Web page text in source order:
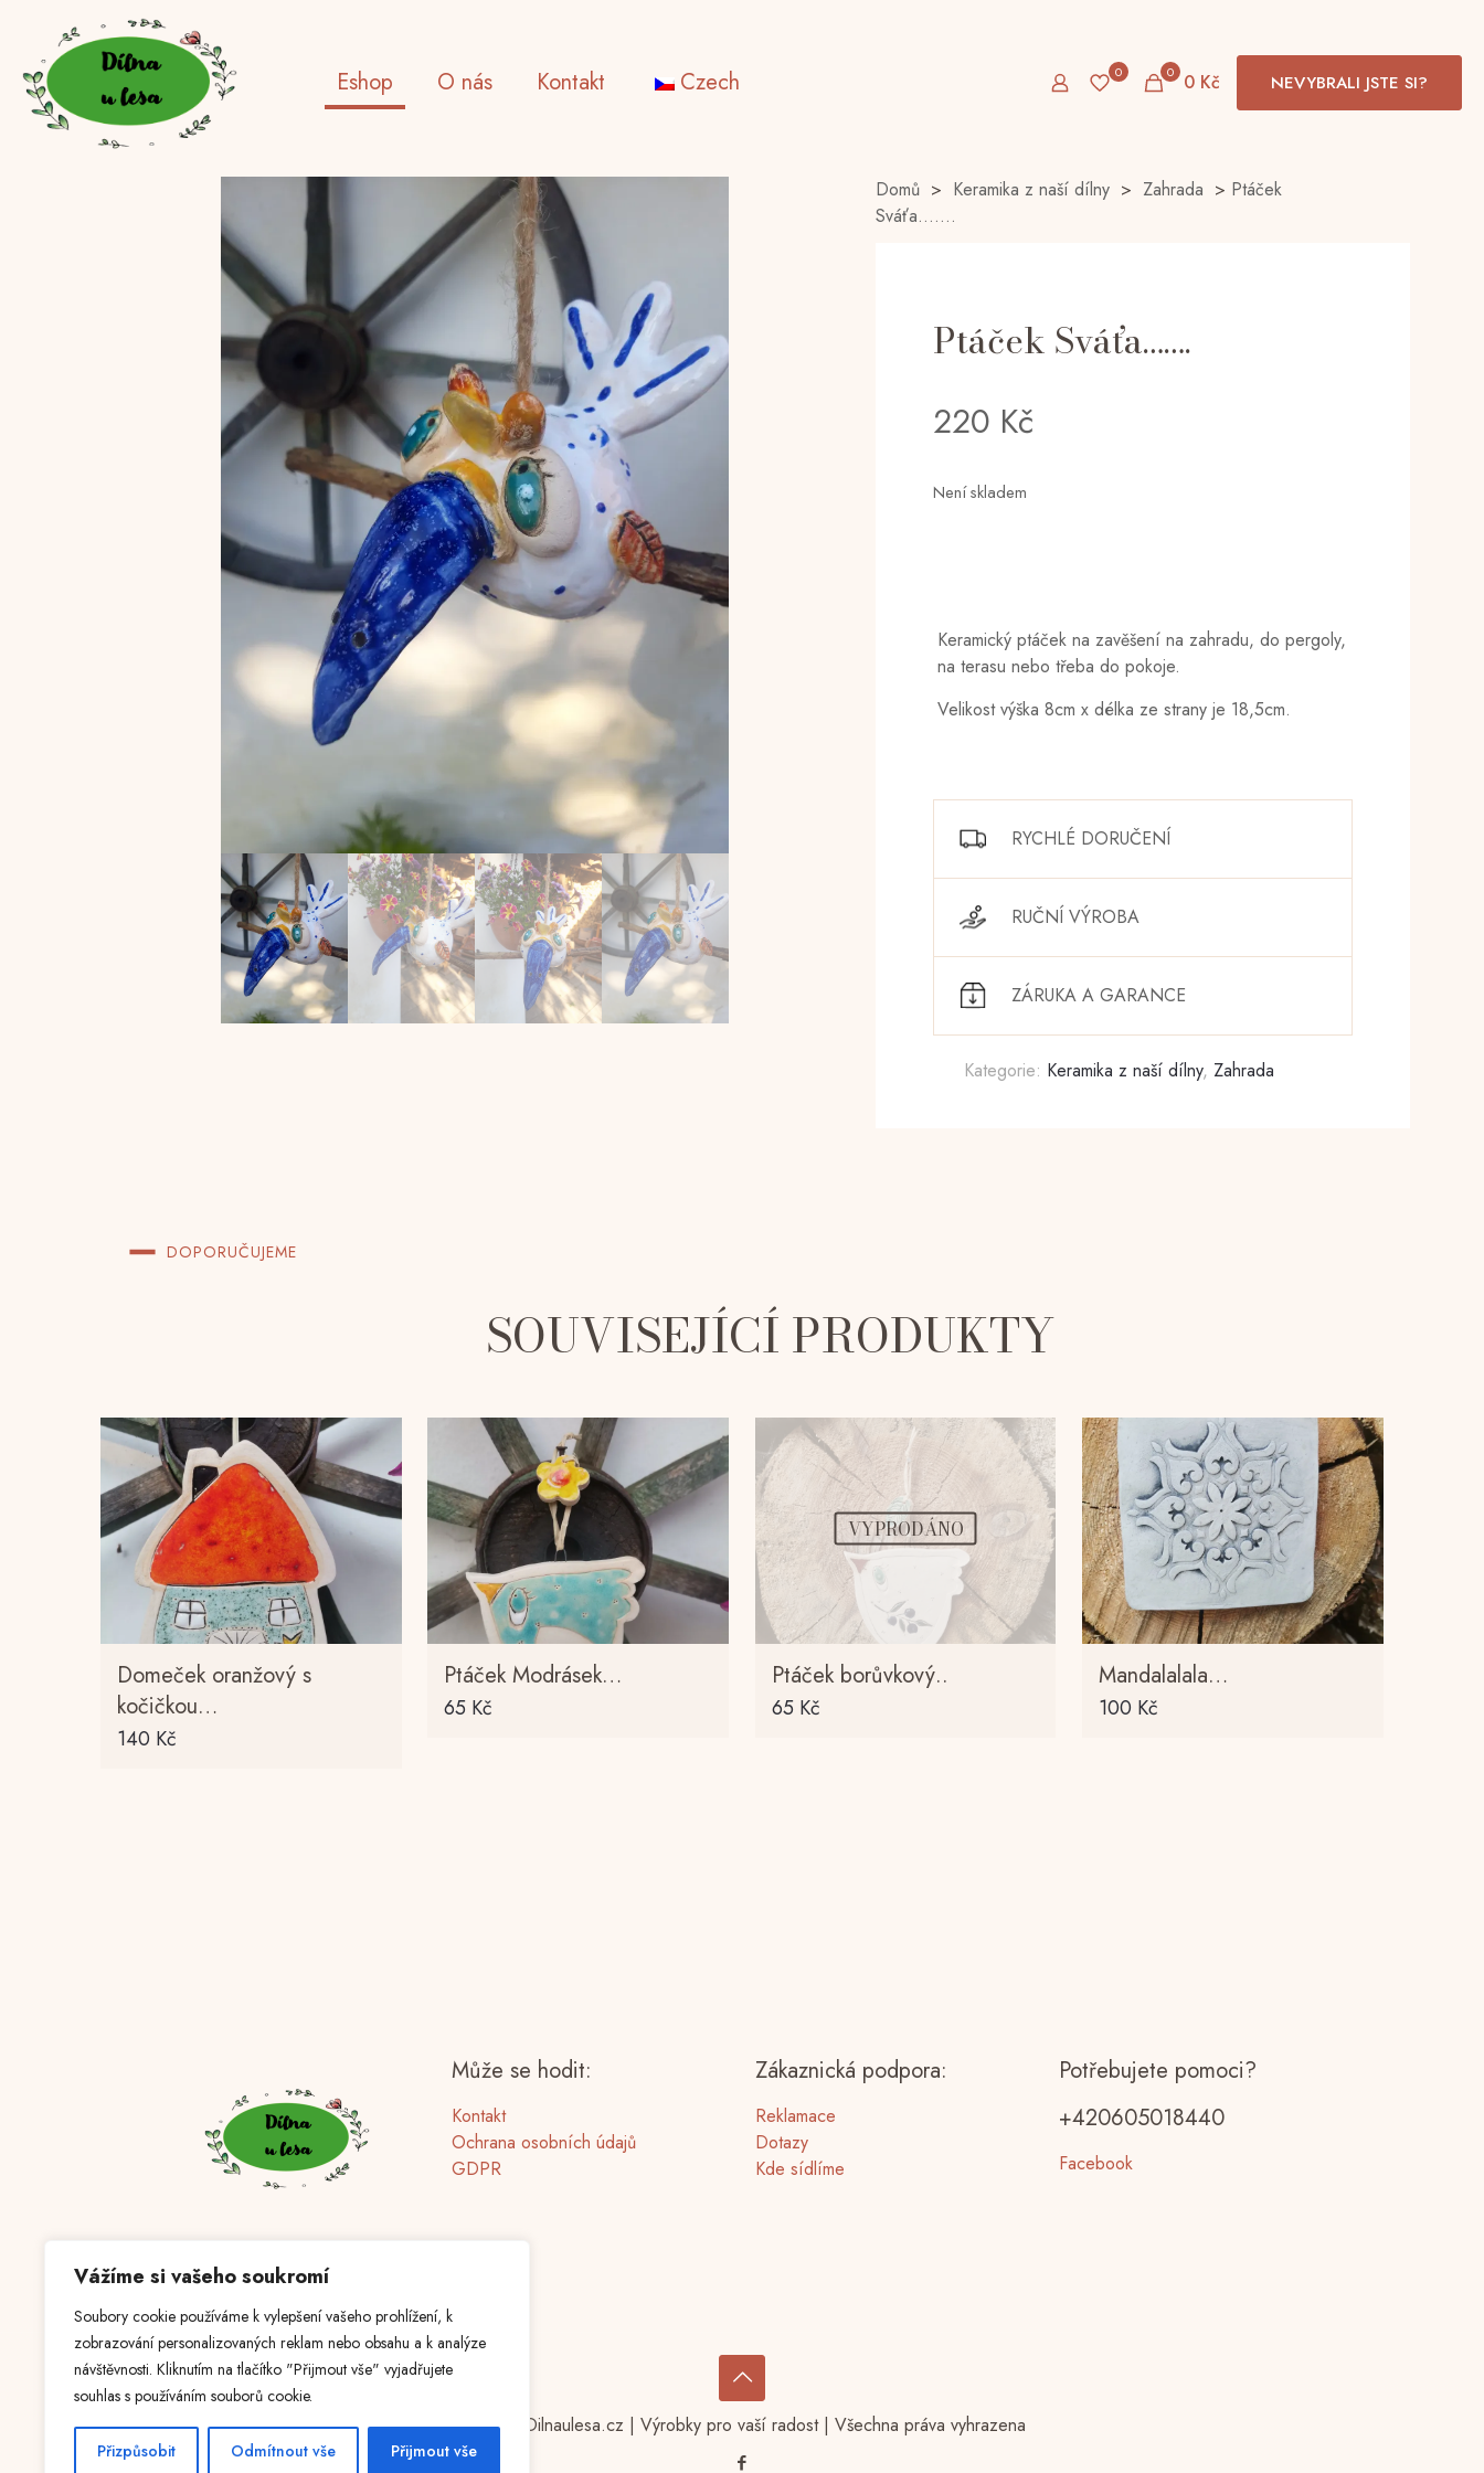
Vážíme si vašeho soukromí
Soubory cookie používáme k vylepšení vašeho prohlížení, k
zobrazování personalizovaných reklam nebo obsahu a k analýze
návštěvnosti. Kliknutím na tlačítko "Přijmout vše" vyjadřujete
souhlas s používáním souborů cookie.
Přizpůsobit Odmítnout vše Přijmout vše
Eshop O nás Kontakt Czech 0 0 0 Kč NEVYBRALI JSTE SI?
Domů > Keramika z naší dílny > Zahrada > Ptáček
Sváťa…….
Ptáček Sváťa…….
220 Kč
Není skladem
Keramický ptáček na zavěšení na zahradu, do pergoly,
na terasu nebo třeba do pokoje.
Velikost výška 8cm x délka ze strany je 18,5cm.
RYCHLÉ DORUČENÍ
RUČNÍ VÝROBA
ZÁRUKA A GARANCE
Kategorie: Keramika z naší dílny, Zahrada
DOPORUČUJEME
SOUVISEJÍCÍ PRODUKTY
Domeček oranžový s
kočičkou…
140 Kč
Ptáček Modrásek…
65 Kč
VYPRODÁNO
Ptáček borůvkový..
65 Kč
Mandalalala…
100 Kč
Může se hodit:
Kontakt
Ochrana osobních údajů
GDPR
Zákaznická podpora:
Reklamace
Dotazy
Kde sídlíme
Potřebujete pomoci?
+420605018440
Facebook
© 2023 Dilnaulesa.cz | Výrobky pro vaší radost | Všechna práva vyhrazena